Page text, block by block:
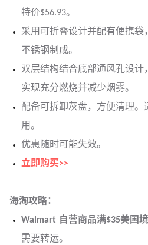
特价$56.93。
采用可折叠设计并配有便携袋
不锈钢制成。
双层结构结合底部通风孔设计
实现充分燃烧并减少烟雾。
配备可拆卸灰盘，方便清理。
用。
优惠随时可能失效。
立即购买>>
海淘攻略：
Walmart 自营商品满$35美国
需要转运。